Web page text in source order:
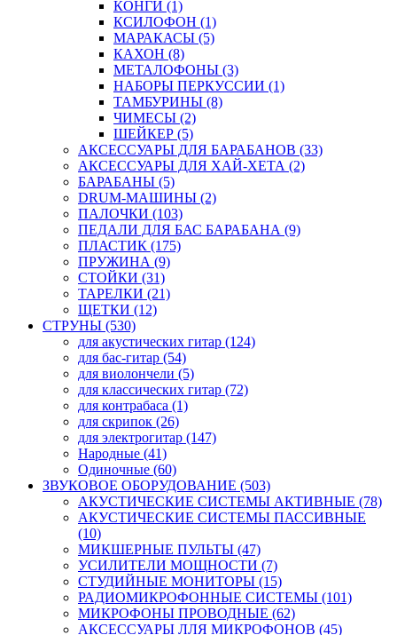
КОНГИ (1)
КСИЛОФОН (1)
МАРАКАСЫ (5)
КАХОН (8)
МЕТАЛОФОНЫ (3)
НАБОРЫ ПЕРКУССИИ (1)
ТАМБУРИНЫ (8)
ЧИМЕСЫ (2)
ШЕЙКЕР (5)
АКСЕССУАРЫ ДЛЯ БАРАБАНОВ (33)
АКСЕССУАРЫ ДЛЯ ХАЙ-ХЕТА (2)
БАРАБАНЫ (5)
DRUM-МАШИНЫ (2)
ПАЛОЧКИ (103)
ПЕДАЛИ ДЛЯ БАС БАРАБАНА (9)
ПЛАСТИК (175)
ПРУЖИНА (9)
СТОЙКИ (31)
ТАРЕЛКИ (21)
ЩЕТКИ (12)
СТРУНЫ (530)
для акустических гитар (124)
для бас-гитар (54)
для виолончели (5)
для классических гитар (72)
для контрабаса (1)
для скрипок (26)
для электрогитар (147)
Народные (41)
Одиночные (60)
ЗВУКОВОЕ ОБОРУДОВАНИЕ (503)
АКУСТИЧЕСКИЕ СИСТЕМЫ АКТИВНЫЕ (78)
АКУСТИЧЕСКИЕ СИСТЕМЫ ПАССИВНЫЕ
(10)
МИКШЕРНЫЕ ПУЛЬТЫ (47)
УСИЛИТЕЛИ МОЩНОСТИ (7)
СТУДИЙНЫЕ МОНИТОРЫ (15)
РАДИОМИКРОФОННЫЕ СИСТЕМЫ (101)
МИКРОФОНЫ ПРОВОДНЫЕ (62)
АКСЕССУАРЫ ЛЛЯ МИКРОФОНОВ (45)